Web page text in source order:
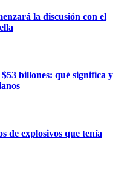
la discusión con el
billones: qué significa y
de explosivos que tenía